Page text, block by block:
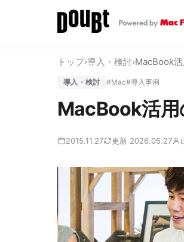
トップ›導入・検討›MacBook
導入・検討 #Mac#導入事例
MacBook活用
2015.11.27 更新 2026.05.27